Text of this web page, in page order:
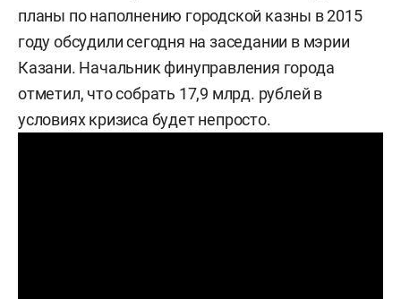
планы по наполнению городской казны в 2015
году обсудили сегодня на заседании в мэрии
Казани. Начальник финуправления города
отметил, что собрать 17,9 млрд. рублей в
условиях кризиса будет непросто.